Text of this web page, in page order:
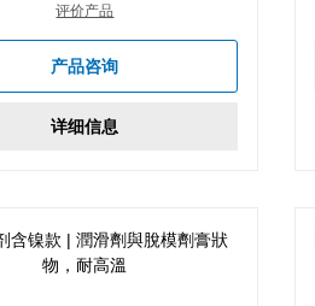
评价产品
产品咨询
详细信息